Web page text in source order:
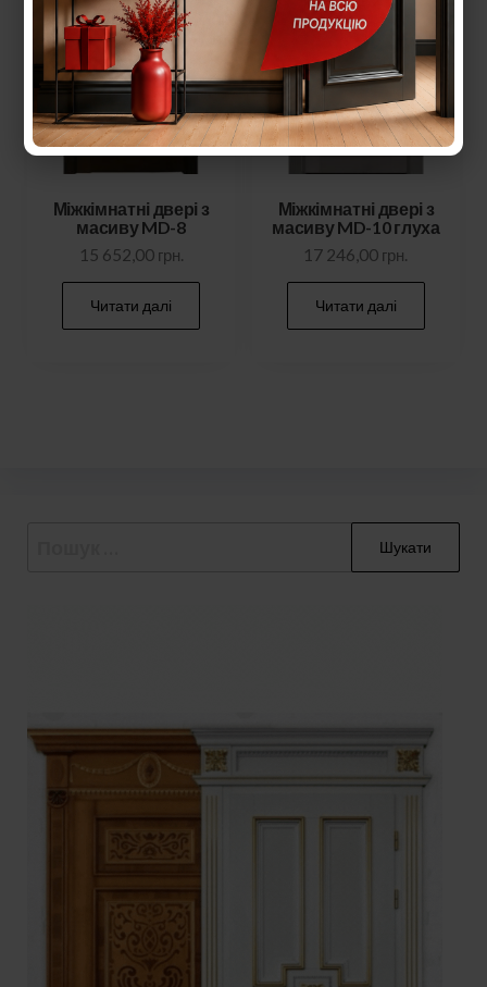
Міжкімнатні двері з
масиву MD-8
15 652,00 грн.
Читати далі
Міжкімнатні двері з
масиву MD-10 глуха
17 246,00 грн.
Читати далі